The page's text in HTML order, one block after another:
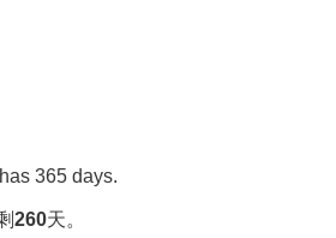
365 days.
260天。